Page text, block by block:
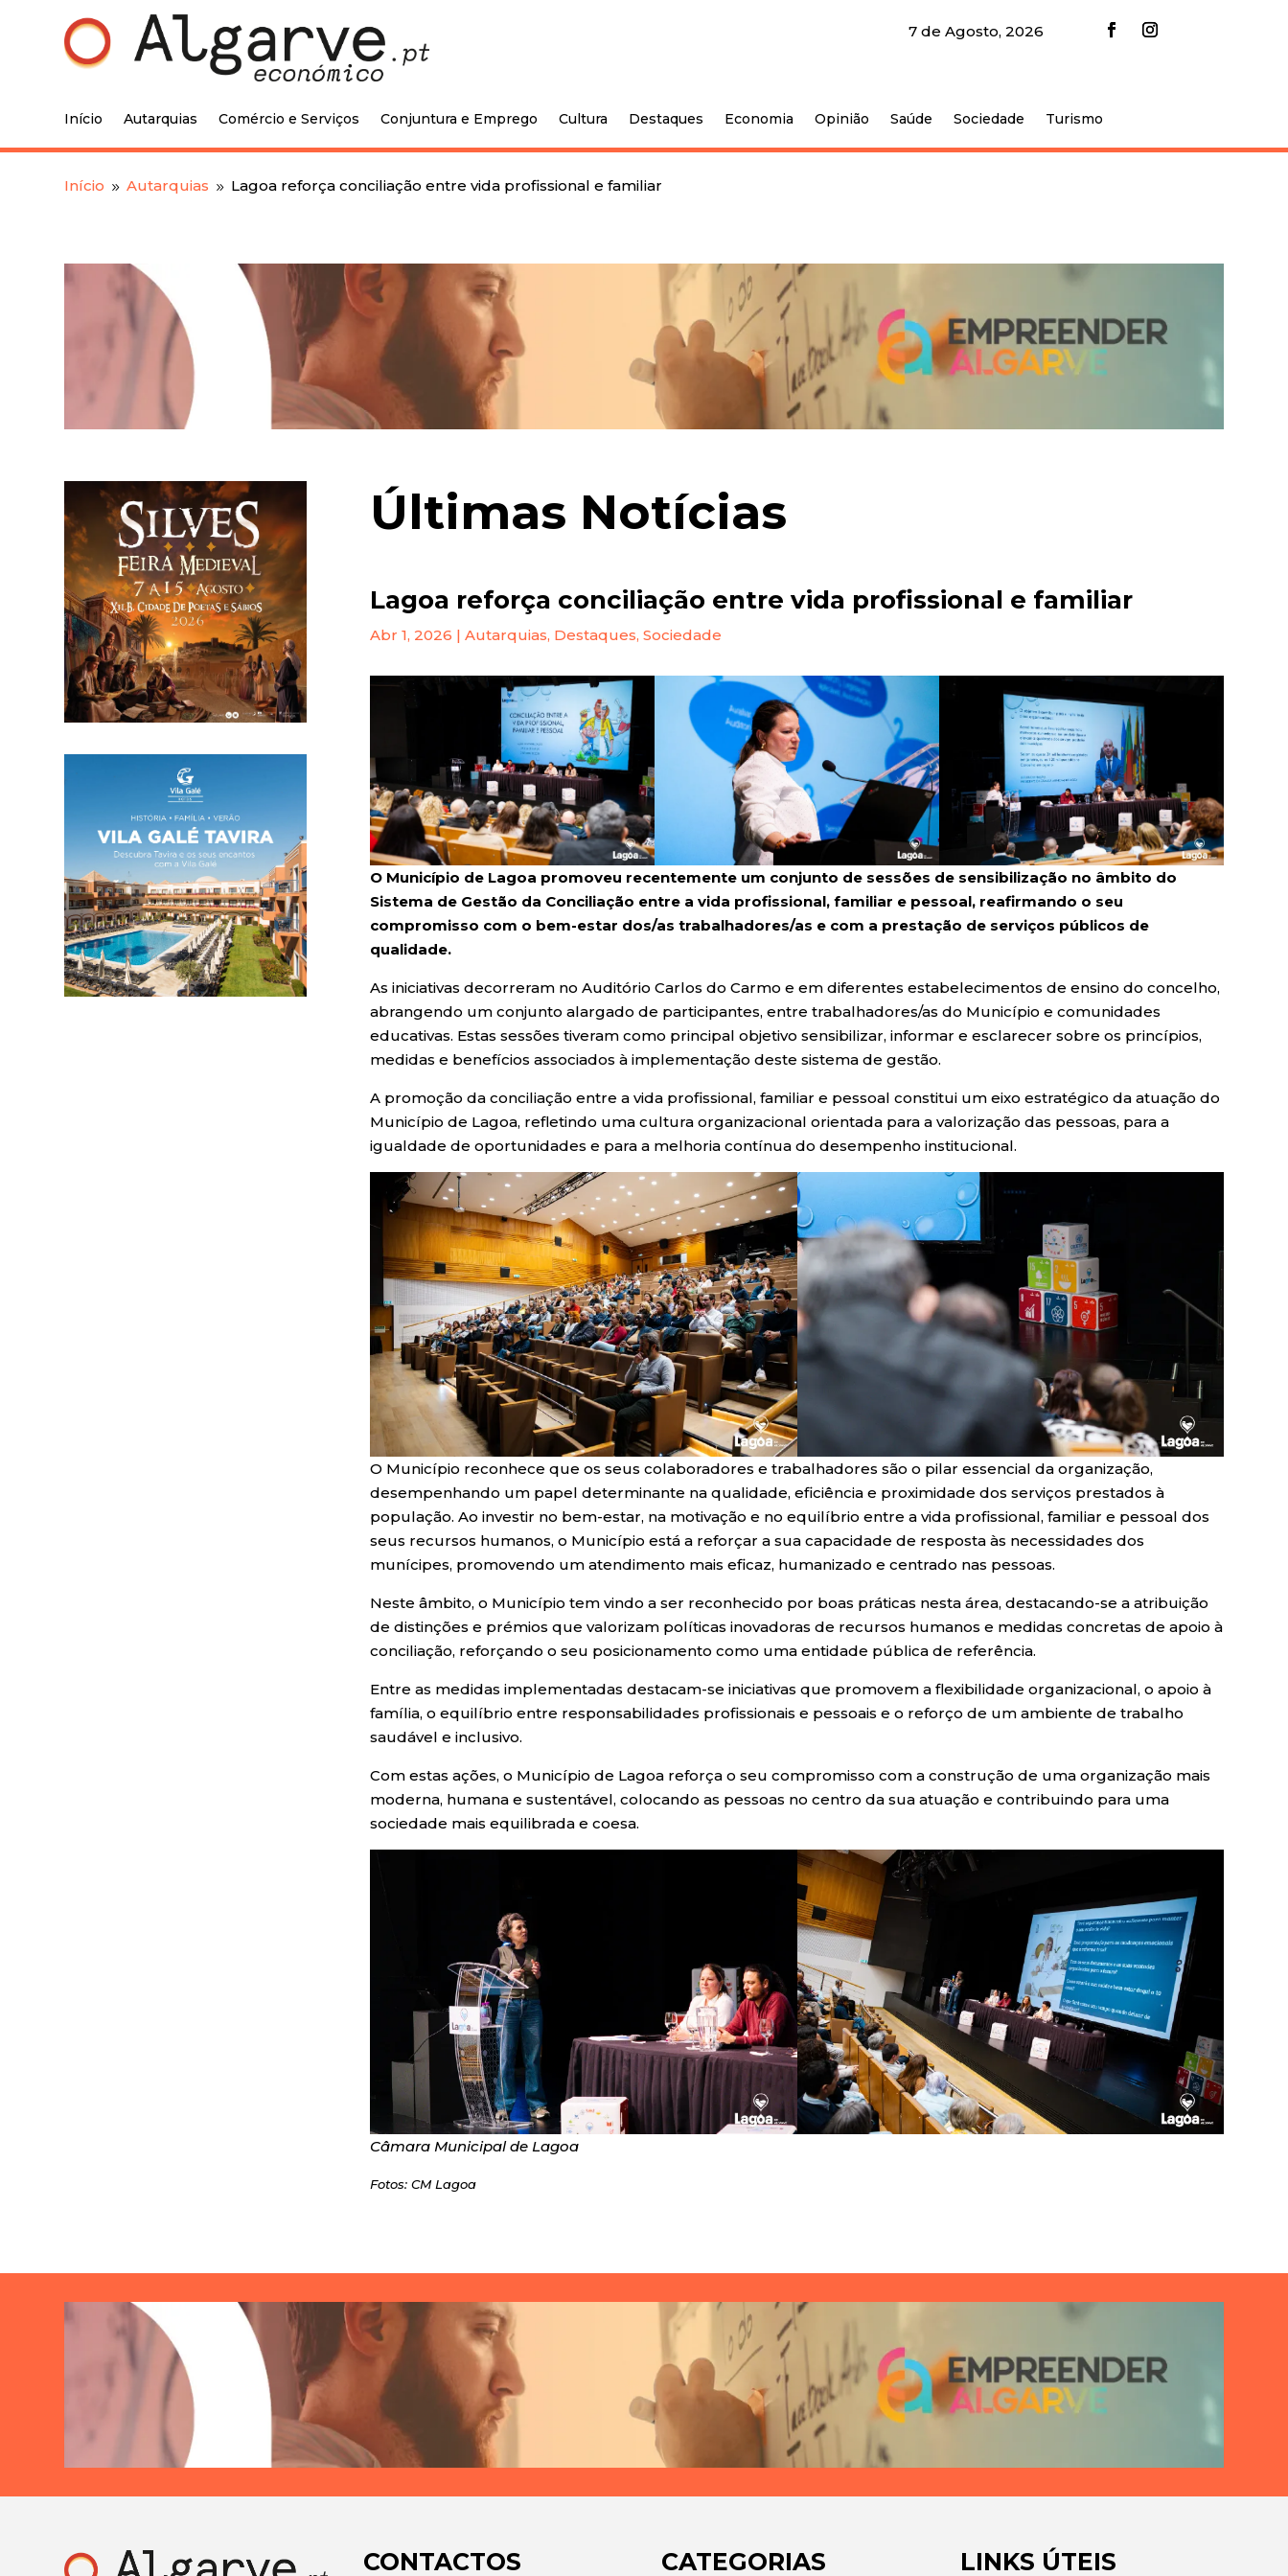
7 de Agosto, 2026
Início Autarquias Comércio e Serviços Conjuntura e Emprego Cultura Destaques Economia Opinião Saúde Sociedade Turismo
Início 9 Autarquias 9 Lagoa reforça conciliação entre vida profissional e familiar
Últimas Notícias
Lagoa reforça conciliação entre vida profissional e familiar
Abr 1, 2026 |Autarquias, Destaques,Sociedade
O Município de Lagoa promoveu recentemente um conjunto de sessões de sensibilização no âmbito do
Sistema de Gestão da Conciliação entre a vida profissional, familiar e pessoal, reafirmando o seu
compromisso com o bem-estar dos/as trabalhadores/as e com a prestação de serviços públicos de
qualidade.
As iniciativas decorreram no Auditório Carlos do Carmo e em diferentes estabelecimentos de ensino do concelho,
abrangendo um conjunto alargado de participantes, entre trabalhadores/as do Município e comunidades
educativas. Estas sessões tiveram como principal objetivo sensibilizar, informar e esclarecer sobre os princípios,
medidas e benefícios associados à implementação deste sistema de gestão.
A promoção da conciliação entre a vida profissional, familiar e pessoal constitui um eixo estratégico da atuação do
Município de Lagoa, refletindo uma cultura organizacional orientada para a valorização das pessoas, para a
igualdade de oportunidades e para a melhoria contínua do desempenho institucional.
O Município reconhece que os seus colaboradores e trabalhadores são o pilar essencial da organização,
desempenhando um papel determinante na qualidade, eficiência e proximidade dos serviços prestados à
população. Ao investir no bem-estar, na motivação e no equilíbrio entre a vida profissional, familiar e pessoal dos
seus recursos humanos, o Município está a reforçar a sua capacidade de resposta às necessidades dos
munícipes, promovendo um atendimento mais eficaz, humanizado e centrado nas pessoas.
Neste âmbito, o Município tem vindo a ser reconhecido por boas práticas nesta área, destacando-se a atribuição
de distinções e prémios que valorizam políticas inovadoras de recursos humanos e medidas concretas de apoio à
conciliação, reforçando o seu posicionamento como uma entidade pública de referência.
Entre as medidas implementadas destacam-se iniciativas que promovem a flexibilidade organizacional, o apoio à
família, o equilíbrio entre responsabilidades profissionais e pessoais e o reforço de um ambiente de trabalho
saudável e inclusivo.
Com estas ações, o Município de Lagoa reforça o seu compromisso com a construção de uma organização mais
moderna, humana e sustentável, colocando as pessoas no centro da sua atuação e contribuindo para uma
sociedade mais equilibrada e coesa.
Câmara Municipal de Lagoa
Fotos: CM Lagoa
CONTACTOS CATEGORIAS LINKS ÚTEIS